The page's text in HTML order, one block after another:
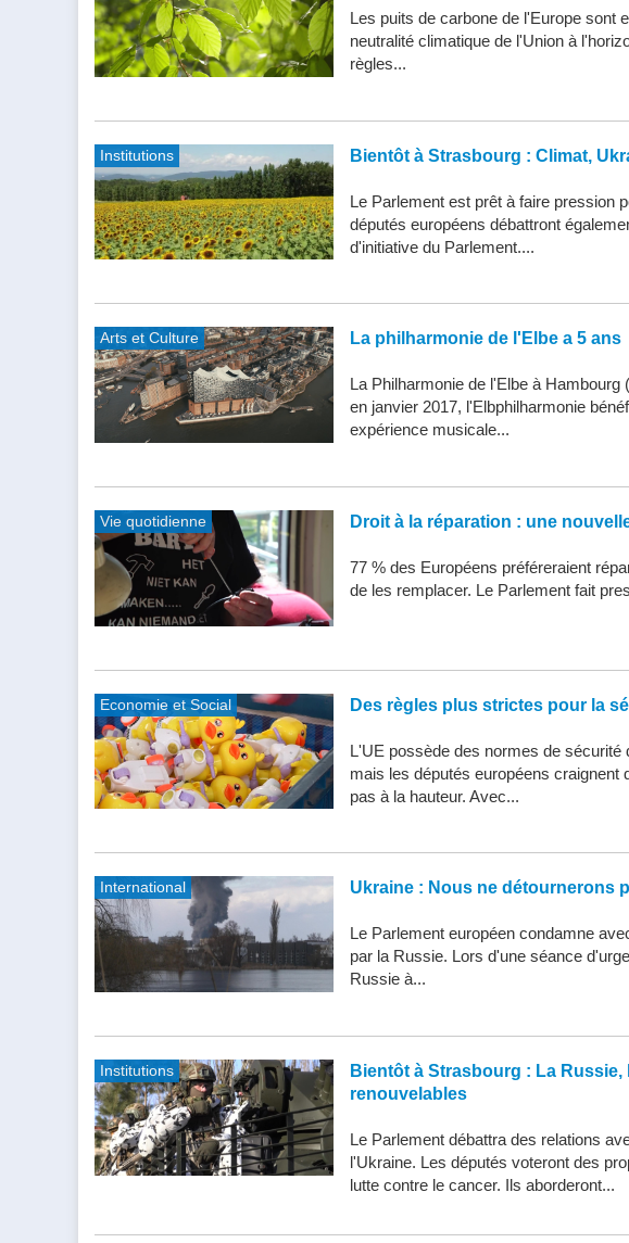
Les puits de carbone de l'Europe sont
neutralité climatique de l'Union à
règles...
Institutions Bientôt à Strasbourg : Climat,
Le Parlement est prêt à faire pression
députés européens débattront
d'initiative du Parlement....
Arts et Culture La philharmonie de l'Elbe a 5 ans
La Philharmonie de l'Elbe à
en janvier 2017, l'Elbphilharmonie
expérience musicale...
Vie quotidienne Droit à la réparation : une
77 % des Européens préféreraient
de les remplacer. Le Parlement fait
Economie et Social Des règles plus strictes pour la
L'UE possède des normes de
mais les députés européens
pas à la hauteur. Avec...
International Ukraine : Nous ne détournerons
Le Parlement européen condamne
par la Russie. Lors d'une séance
Russie à...
Institutions
Bientôt à Strasbourg : La
renouvelables
Le Parlement débattra des relations
l'Ukraine. Les députés voteront des
lutte contre le cancer. Ils aborderont...